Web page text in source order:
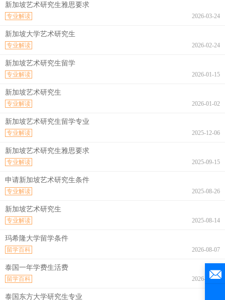
新加坡艺术研究生雅思要求
2026-03-24
专业解读
新加坡大学艺术研究生
2026-02-24
专业解读
新加坡艺术研究生留学
2026-01-15
专业解读
新加坡艺术研究生
2026-01-02
专业解读
新加坡艺术研究生留学专业
2025-12-06
专业解读
新加坡艺术研究生雅思要求
2025-09-15
专业解读
申请新加坡艺术研究生条件
2025-08-26
专业解读
新加坡艺术研究生
2025-08-14
专业解读
玛希隆大学留学条件
2026-08-07
留学百科
泰国一年学费生活费
2026-08-07
留学百科
泰国东方大学研究生专业